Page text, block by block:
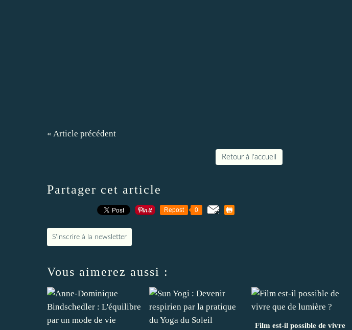
« Article précédent
Retour à l'accueil
Partager cet article
Repost 0
S'inscrire à la newsletter
Vous aimerez aussi :
Film est-il possible de vivre